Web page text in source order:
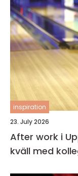
inspiration
23. July 2026
After work i
kväll med